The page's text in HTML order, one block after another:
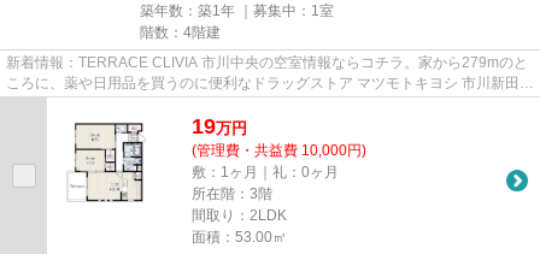
築年数：築1年 ｜募集中： 1室
階数：4階建
新着情報：TERRACE CLIVIA 市川中央の空室情報ならコチラ。家から279mのと
ころに、薬や日用品を買うのに便利なドラッグストア マツモトキヨシ 市川新田店
19万円
(管理費・共益費 10,000円)
敷：1ヶ月｜礼：0ヶ月
所在階：3階
間取り：2LDK
面積：53.00㎡